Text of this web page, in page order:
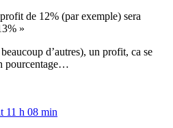
de 12% (par exemple) sera
»
d’autres), un profit, ca se
pourcentage…
11 h 08 min